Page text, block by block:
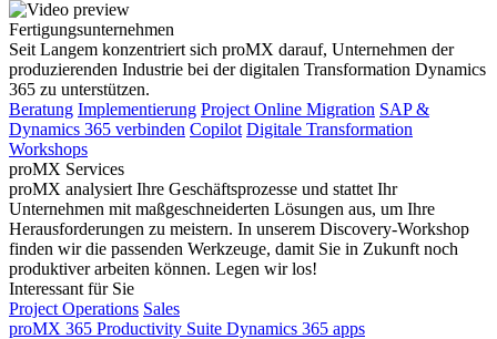
Fertigungsunternehmen
Seit Langem konzentriert sich proMX darauf, Unternehmen der
produzierenden Industrie bei der digitalen Transformation Dynamics
365 zu unterstützen.
Beratung Implementierung Project Online Migration SAP &
Dynamics 365 verbinden Copilot Digitale Transformation
Workshops
proMX Services
proMX analysiert Ihre Geschäftsprozesse und stattet Ihr
Unternehmen mit maßgeschneiderten Lösungen aus, um Ihre
Herausforderungen zu meistern. In unserem Discovery-Workshop
finden wir die passenden Werkzeuge, damit Sie in Zukunft noch
produktiver arbeiten können. Legen wir los!
Interessant für Sie
Project Operations Sales
proMX 365 Productivity Suite Dynamics 365 apps